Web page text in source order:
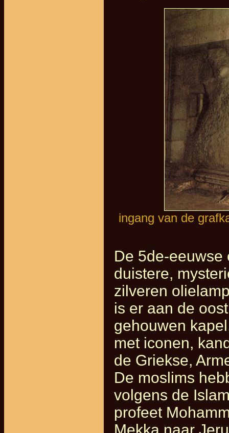
ingang van de
De 5de-eeuwse
duistere,
zilveren
is er aan de
gehouwen
met iconen,
de Griekse,
De moslims
volgens de
profeet